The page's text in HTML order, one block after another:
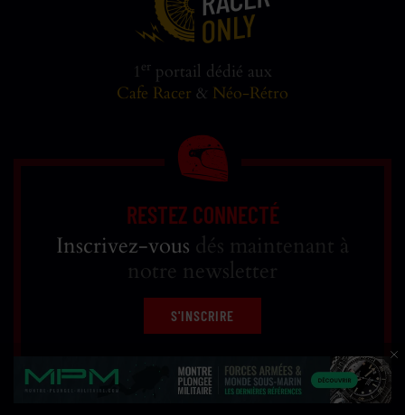
1 er portail dédié aux
Cafe Racer & Néo-Rétro
RESTEZ CONNECTÉ
Inscrivez-vous dés maintenant à
notre newsletter
S'INSCRIRE
Réfléchi, designé et développé parWEB RACER